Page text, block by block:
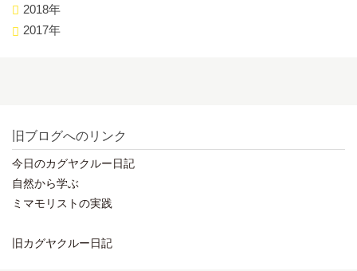
2018年
2017年
旧ブログへのリンク
今日のカグヤクルー日記
自然から学ぶ
ミマモリストの実践
旧カグヤクルー日記